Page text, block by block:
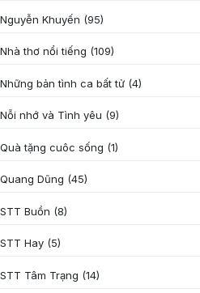
Nguyễn Khuyến (95)
Nhà thơ nổi tiếng (109)
Những bản tình ca bất tử (4)
Nỗi nhớ và Tình yêu (9)
Quà tặng cuôc sống (1)
Quang Dũng (45)
STT Buồn (8)
STT Hay (5)
STT Tâm Trạng (14)